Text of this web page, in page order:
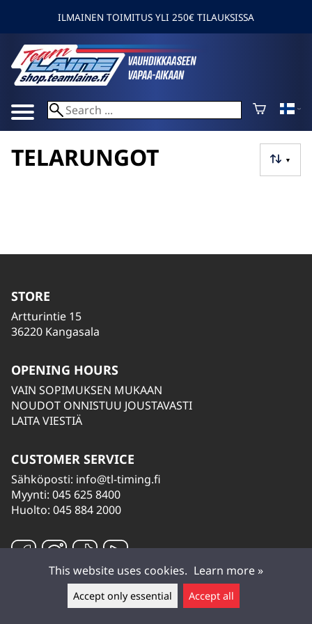
Leave a message ▲
ILMAINEN TOIMITUS YLI 250€ TILAUKSISSA
▼
TELARUNGOT
STORE
Artturintie 15
36220 Kangasala
OPENING HOURS
VAIN SOPIMUKSEN MUKAAN
NOUDOT ONNISTUU JOUSTAVASTI
LAITA VIESTIÄ
CUSTOMER SERVICE
Sähköposti: info@tl-timing.fi
Myynti: 045 625 8400
Huolto: 045 884 2000
This website uses cookies. Learn more »
Accept only essential Accept all